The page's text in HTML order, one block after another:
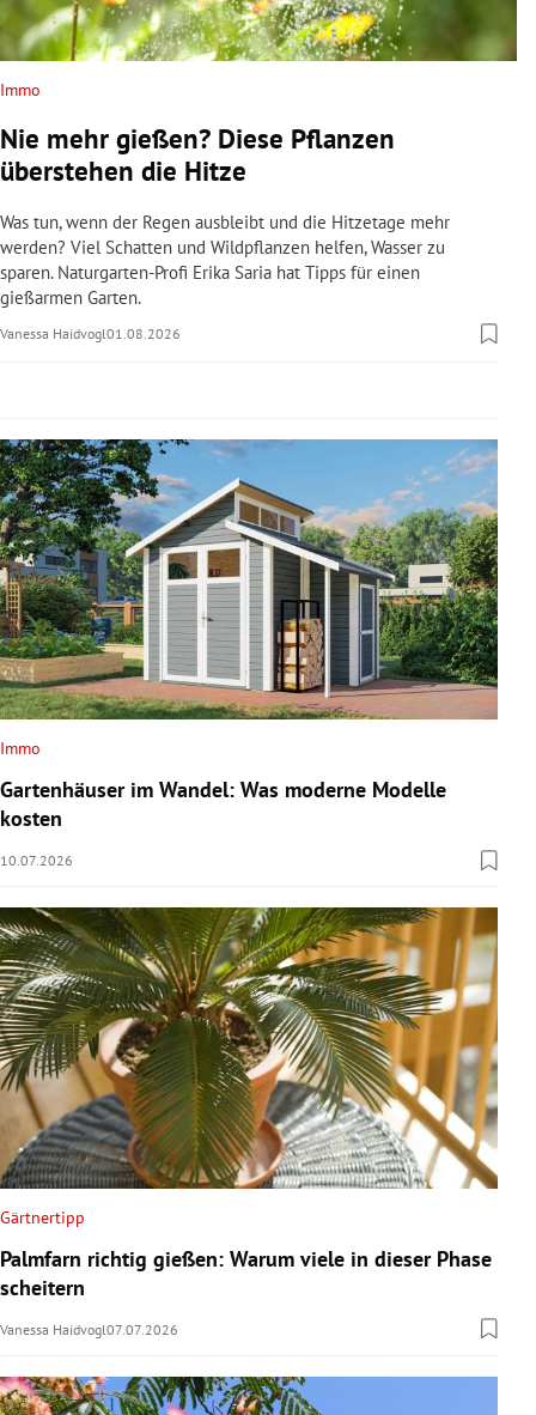
Untermenü
Untermenü
Untermenü
Untermenü
Untermenü
Untermenü
Immo
Nie mehr gießen? Diese Pflanzen
überstehen die Hitze
Was tun, wenn der Regen ausbleibt und die Hitzetage mehr
werden? Viel Schatten und Wildpflanzen helfen, Wasser zu
sparen. Naturgarten-Profi Erika Saria hat Tipps für einen
gießarmen Garten.
Vanessa Haidvogl01.08.2026
Immo
Gartenhäuser im Wandel: Was moderne Modelle
kosten
10.07.2026
Gärtnertipp
Palmfarn richtig gießen: Warum viele in dieser Phase
scheitern
Vanessa Haidvogl07.07.2026